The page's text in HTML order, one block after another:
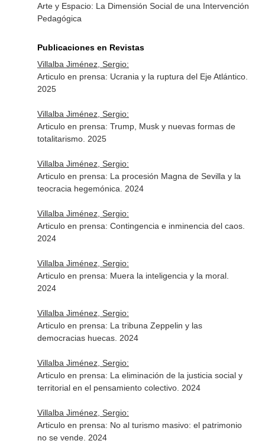
Arte y Espacio: La Dimensión Social de una Intervención
Pedagógica
Publicaciones en Revistas
Villalba Jiménez, Sergio:
Articulo en prensa: Ucrania y la ruptura del Eje Atlántico.
2025
Villalba Jiménez, Sergio:
Articulo en prensa: Trump, Musk y nuevas formas de
totalitarismo. 2025
Villalba Jiménez, Sergio:
Articulo en prensa: La procesión Magna de Sevilla y la
teocracia hegemónica. 2024
Villalba Jiménez, Sergio:
Articulo en prensa: Contingencia e inminencia del caos.
2024
Villalba Jiménez, Sergio:
Articulo en prensa: Muera la inteligencia y la moral.
2024
Villalba Jiménez, Sergio:
Articulo en prensa: La tribuna Zeppelin y las
democracias huecas. 2024
Villalba Jiménez, Sergio:
Articulo en prensa: La eliminación de la justicia social y
territorial en el pensamiento colectivo. 2024
Villalba Jiménez, Sergio:
Articulo en prensa: No al turismo masivo: el patrimonio
no se vende. 2024